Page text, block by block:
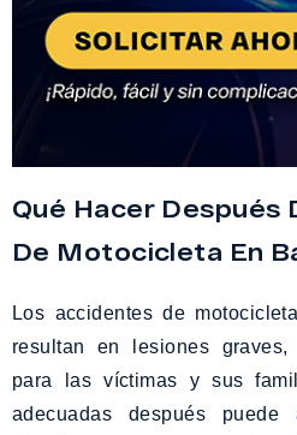
Qué Hacer Después
De Motocicleta En
Los accidentes de
resultan en lesiones
para las víctimas y sus
adecuadas después